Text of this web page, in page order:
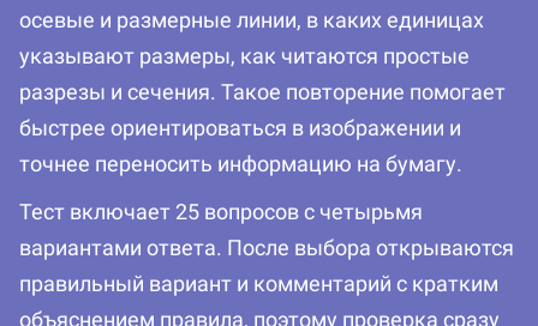
осевые и размерные линии, в каких единицах
указывают размеры, как читаются простые
разрезы и сечения. Такое повторение помогает
быстрее ориентироваться в изображении и
точнее переносить информацию на бумагу.
Тест включает 25 вопросов с четырьмя
вариантами ответа. После выбора открываются
правильный вариант и комментарий с кратким
объяснением правила, поэтому проверка сразу